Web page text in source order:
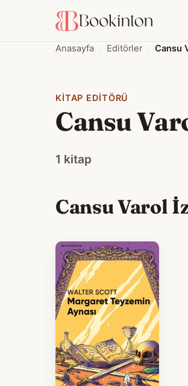
Anasayfa Editörler Cansu
KITAP EDITÖRÜ
Cansu
1 kitap
Cansu Varol